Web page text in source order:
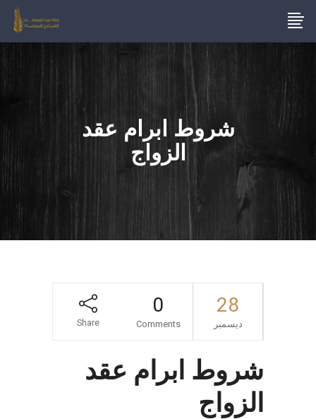
شروط ابرام عقد
الزواج
28
ديسمبر
0
Comments
Share
شروط ابرام عقد
الزواج